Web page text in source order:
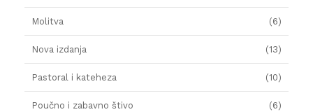
Molitva (6)
Nova izdanja (13)
Pastoral i kateheza (10)
Poučno i zabavno štivo (6)